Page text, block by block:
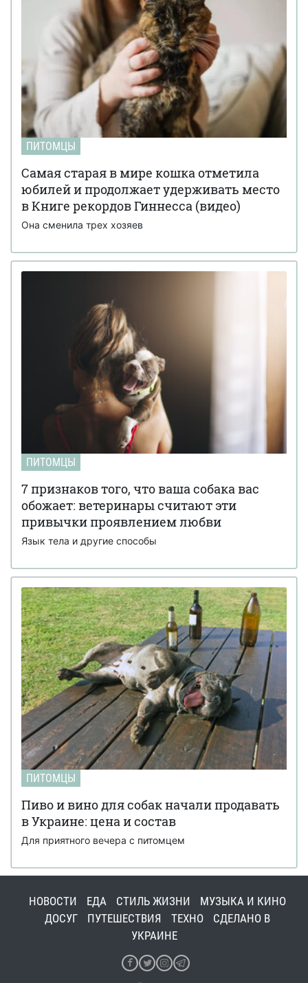
ПИТОМЦЫ
Самая старая в мире кошка отметила
юбилей и продолжает удерживать место
в Книге рекордов Гиннесса (видео)
Она сменила трех хозяев
ПИТОМЦЫ
7 признаков того, что ваша собака вас
обожает: ветеринары считают эти
привычки проявлением любви
Язык тела и другие способы
ПИТОМЦЫ
Пиво и вино для собак начали продавать
в Украине: цена и состав
Для приятного вечера с питомцем
НОВОСТИ ЕДА СТИЛЬ ЖИЗНИ
МУЗЫКА И КИНО
ДОСУГ
ПУТЕШЕСТВИЯ ТЕХНО
СДЕЛАНО В
УКРАИНЕ